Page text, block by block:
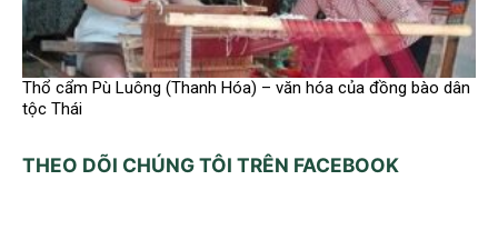
Thổ cẩm Pù Luông (Thanh Hóa) – văn hóa của đồng bào dân
tộc Thái
THEO DÕI CHÚNG TÔI TRÊN FACEBOOK